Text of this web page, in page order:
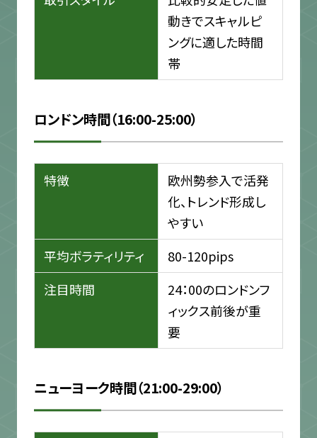
動きでスキャルピ
ングに適した時間
帯
ロンドン時間（16:00-25:00）
特徴
欧州勢参入で活発
化、トレンド形成し
やすい
平均ボラティリティ
80-120pips
注目時間
24：00のロンドンフ
ィックス前後が重
要
ニューヨーク時間（21:00-29:00）